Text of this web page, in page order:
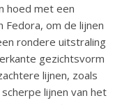
hoed met een
Fedora, om de lijnen
rondere uitstraling
gezichtsvorm
lijnen, zoals
lijnen van het